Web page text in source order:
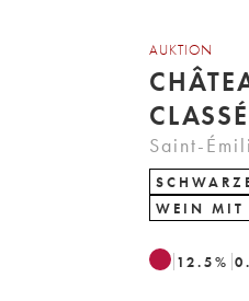
AUKTION
Saint-
WEIN MIT
12.5%